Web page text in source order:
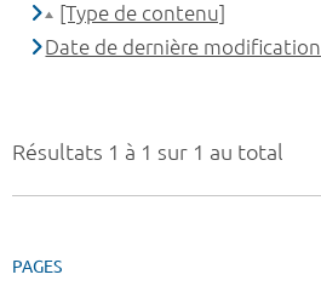
Résultats 1 à 1 sur 1 au total
PAGES
[Type de contenu]
Date de dernière modification